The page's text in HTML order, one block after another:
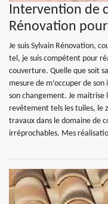
Intervention de
Rénovation
Je suis Sylvain Rénovation,
tel, je suis compétent pour
couverture. Quelle que soit
mesure de m’occuper de
son changement. Je maitrise
revêtement tels les tuiles, le
travaux dans le domaine de
irréprochables. Mes